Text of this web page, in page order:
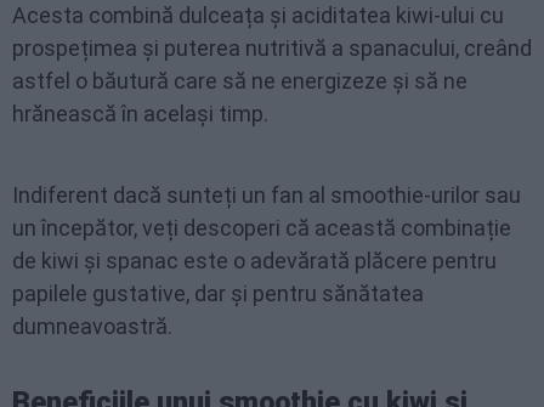
Acesta combină dulceața și aciditatea kiwi-ului cu
prospețimea și puterea nutritivă a spanacului, creând
astfel o băutură care să ne energizeze și să ne
hrănească în același timp.
Indiferent dacă sunteți un fan al smoothie-urilor sau
un începător, veți descoperi că această combinație
de kiwi și spanac este o adevărată plăcere pentru
papilele gustative, dar și pentru sănătatea
dumneavoastră.